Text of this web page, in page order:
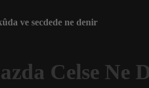
ve secdede ne denir
Celse Ne